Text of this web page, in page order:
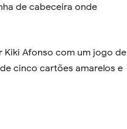
de cabeceira onde
Kiki Afonso com um jogo de
cinco cartões amarelos e